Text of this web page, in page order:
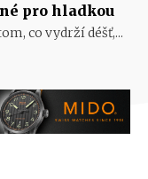
pro hladkou
co vydrží déšť,...